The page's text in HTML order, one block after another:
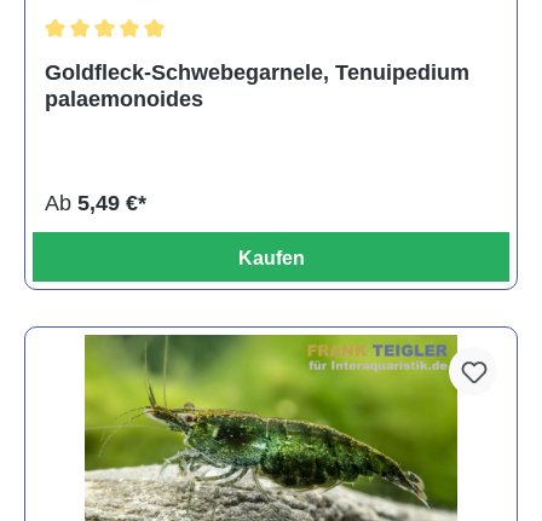
Goldfleck-Schwebegarnele, Tenuipedium
palaemonoides
Ab 5,49 €*
Kaufen